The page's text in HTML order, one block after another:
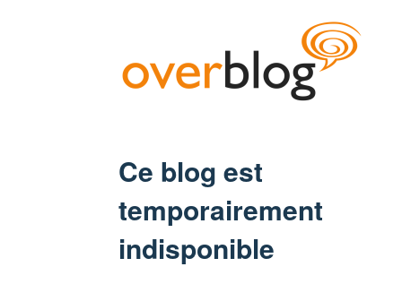
Ce blog est
temporairement
indisponible